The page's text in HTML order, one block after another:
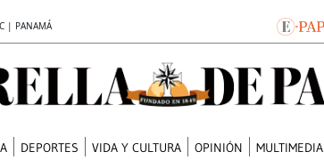
| PANAMÁ
DEPORTES VIDA Y CULTURA OPINIÓN MULTIMEDIA